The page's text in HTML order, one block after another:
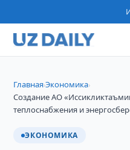
Главная›Экономика›
Создание АО
теплоснабжения и
ЭКОНОМИКА